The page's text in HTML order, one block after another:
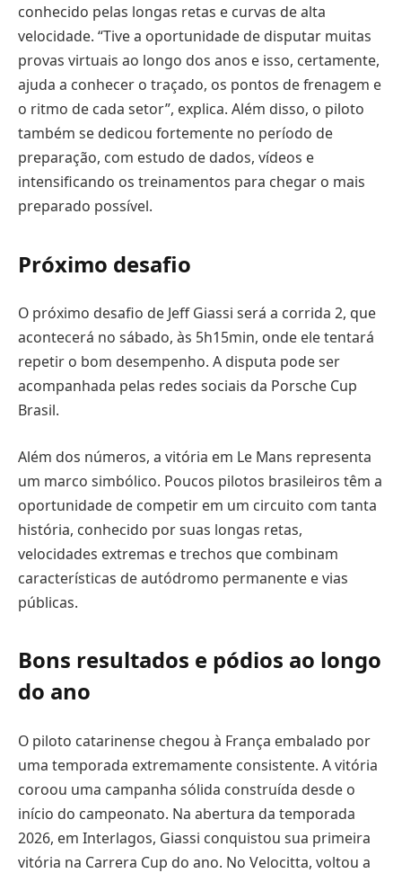
conhecido pelas longas retas e curvas de alta
velocidade. “Tive a oportunidade de disputar muitas
provas virtuais ao longo dos anos e isso, certamente,
ajuda a conhecer o traçado, os pontos de frenagem e
o ritmo de cada setor”, explica. Além disso, o piloto
também se dedicou fortemente no período de
preparação, com estudo de dados, vídeos e
intensificando os treinamentos para chegar o mais
preparado possível.
Próximo desafio
O próximo desafio de Jeff Giassi será a corrida 2, que
acontecerá no sábado, às 5h15min, onde ele tentará
repetir o bom desempenho. A disputa pode ser
acompanhada pelas redes sociais da Porsche Cup
Brasil.
Além dos números, a vitória em Le Mans representa
um marco simbólico. Poucos pilotos brasileiros têm a
oportunidade de competir em um circuito com tanta
história, conhecido por suas longas retas,
velocidades extremas e trechos que combinam
características de autódromo permanente e vias
públicas.
Bons resultados e pódios ao longo
do ano
O piloto catarinense chegou à França embalado por
uma temporada extremamente consistente. A vitória
coroou uma campanha sólida construída desde o
início do campeonato. Na abertura da temporada
2026, em Interlagos, Giassi conquistou sua primeira
vitória na Carrera Cup do ano. No Velocitta, voltou a